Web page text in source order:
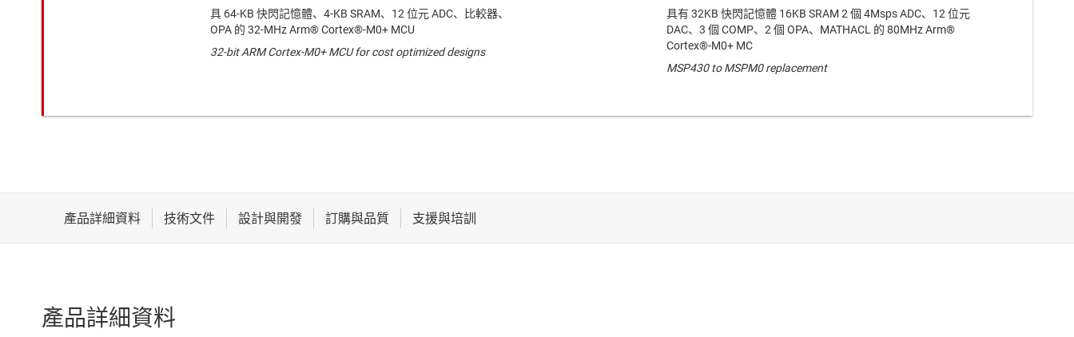
具 64-KB 快閃記憶體、4-KB SRAM、12 位元 ADC、比較器、
OPA 的 32-MHz Arm® Cortex®-M0+ MCU
32-bit ARM Cortex-M0+ MCU for cost optimized designs
具有 32KB 快閃記憶體 16KB SRAM 2 個 4Msps ADC、12 位元
DAC、3 個 COMP、2 個 OPA、MATHACL 的 80MHz Arm®
Cortex®-M0+ MC
MSP430 to MSPM0 replacement
產品詳細資料